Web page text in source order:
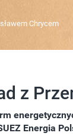
Chrycem
z
Energia